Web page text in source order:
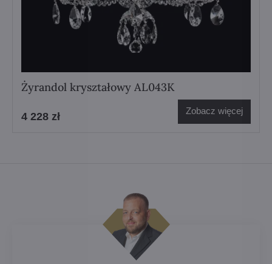
Żyrandol kryształowy AL043K
4 228 zł Zobacz więcej